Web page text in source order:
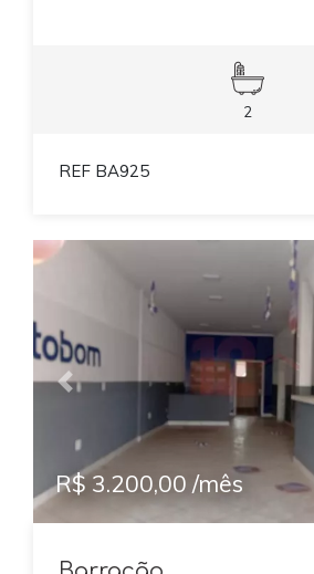
2
REF BA925
Previous
R$ 3.200,00 /mês